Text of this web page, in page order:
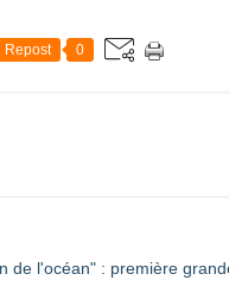
Repost 0